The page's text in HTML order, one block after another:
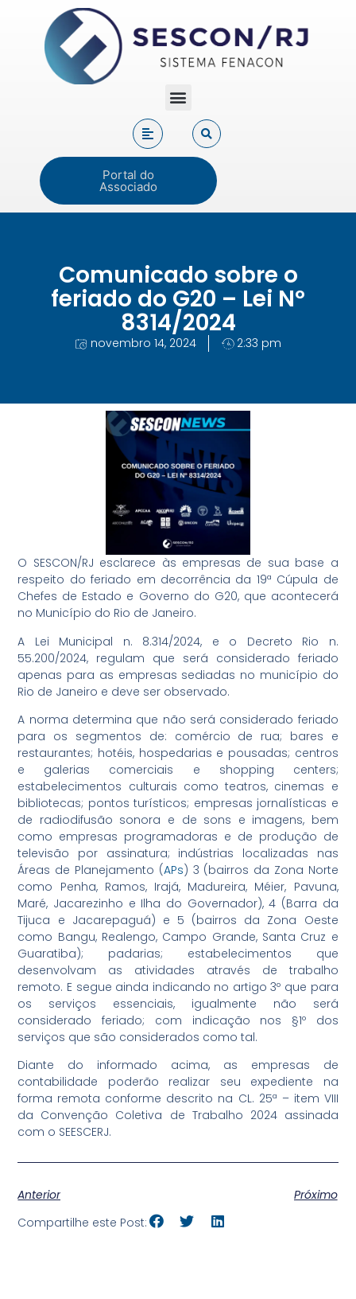
Portal do
Associado
Comunicado sobre o
feriado do G20 – Lei Nº
8314/2024
novembro 14, 2024 2:33 pm
O SESCON/RJ esclarece às empresas de sua base a
respeito do feriado em decorrência da 19ª Cúpula de
Chefes de Estado e Governo do G20, que acontecerá
no Município do Rio de Janeiro.
A Lei Municipal n. 8.314/2024, e o Decreto Rio n.
55.200/2024, regulam que será considerado feriado
apenas para as empresas sediadas no município do
Rio de Janeiro e deve ser observado.
A norma determina que não será considerado feriado
para os segmentos de: comércio de rua; bares e
restaurantes; hotéis, hospedarias e pousadas; centros
e galerias comerciais e shopping centers;
estabelecimentos culturais como teatros, cinemas e
bibliotecas; pontos turísticos; empresas jornalísticas e
de radiodifusão sonora e de sons e imagens, bem
como empresas programadoras e de produção de
televisão por assinatura; indústrias localizadas nas
Áreas de Planejamento (APs) 3 (bairros da Zona Norte
como Penha, Ramos, Irajá, Madureira, Méier, Pavuna,
Maré, Jacarezinho e Ilha do Governador), 4 (Barra da
Tijuca e Jacarepaguá) e 5 (bairros da Zona Oeste
como Bangu, Realengo, Campo Grande, Santa Cruz e
Guaratiba); padarias; estabelecimentos que
desenvolvam as atividades através de trabalho
remoto. E segue ainda indicando no artigo 3º que para
os serviços essenciais, igualmente não será
considerado feriado; com indicação nos §1º dos
serviços que são considerados como tal.
Diante do informado acima, as empresas de
contabilidade poderão realizar seu expediente na
forma remota conforme descrito na CL. 25ª – item VIII
da Convenção Coletiva de Trabalho 2024 assinada
com o SEESCERJ.
Anterior
Próximo
Compartilhe este Post: